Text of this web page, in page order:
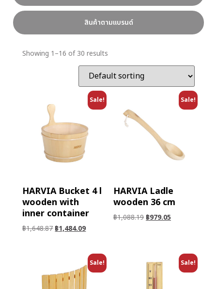
สินค้าตามแบรนด์
Showing 1–16 of 30 results
Sale!
HARVIA Bucket 4 l
wooden with
inner container
฿1,648.87฿1,484.09
Sale!
HARVIA Ladle
wooden 36 cm
฿1,088.19฿979.05
Sale! Sale!